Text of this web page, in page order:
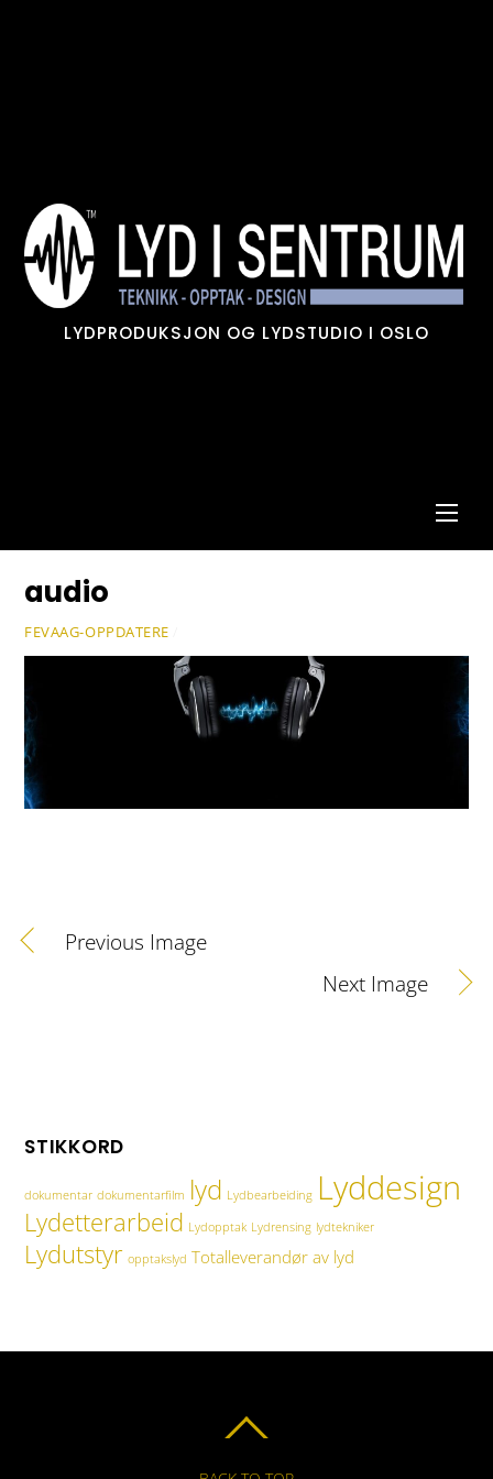
LYDPRODUKSJON OG LYDSTUDIO I OSLO
audio
FEVAAG-OPPDATERE
Previous Image
Next Image
STIKKORD
dokumentar dokumentarfilm lyd Lydbearbeiding Lyddesign
Lydetterarbeid Lydopptak Lydrensing lydtekniker
Lydutstyr opptakslyd Totalleverandør av lyd